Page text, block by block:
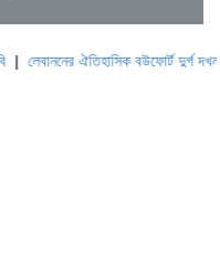
ঐতিহাসিক বউফোর্ট দুর্গ দখল করল